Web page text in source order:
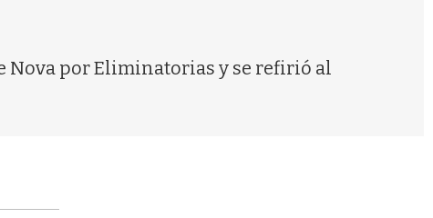
Nova por Eliminatorias y se refirió al